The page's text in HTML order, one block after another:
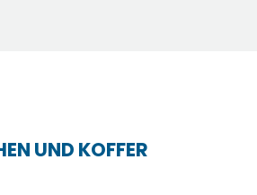
UND KOFFER